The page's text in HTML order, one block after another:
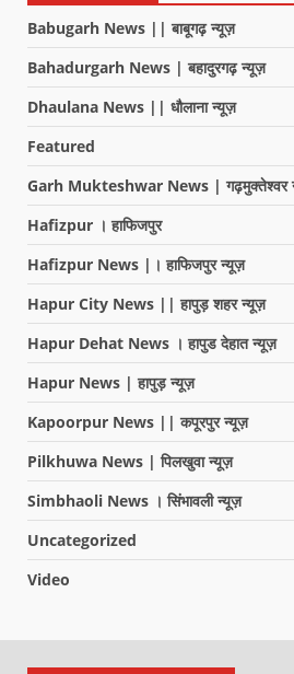
Babugarh News || बाबूगढ़ न्यूज़
Bahadurgarh News | बहादुरगढ़ न्यूज़
Dhaulana News || धौलाना न्यूज़
Featured
Garh Mukteshwar News | गढ़मुक्तेश्वर
Hafizpur । हाफिजपुर
Hafizpur News |। हाफिजपुर न्यूज़
Hapur City News || हापुड़ शहर न्यूज़
Hapur Dehat News । हापुड देहात न्यूज़
Hapur News | हापुड़ न्यूज़
Kapoorpur News || कपूरपुर न्यूज़
Pilkhuwa News | पिलखुवा न्यूज़
Simbhaoli News । सिंभावली न्यूज़
Uncategorized
Video